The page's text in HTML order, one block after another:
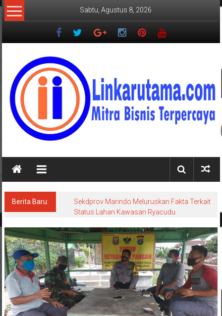
Lompat
ke
Sabtu, Agustus 8, 2026
LINKARUTAMA.COM
Mitra
Terpercaya
Berita Baru:
Sekdprov Marindo Meluruskan Fakta Terkait
Status Lahan Kawasan Ryacudu